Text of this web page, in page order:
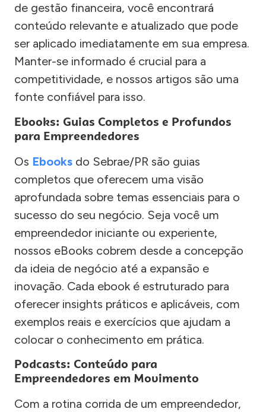
de gestão financeira, você encontrará
conteúdo relevante e atualizado que pode
ser aplicado imediatamente em sua empresa.
Manter-se informado é crucial para a
competitividade, e nossos artigos são uma
fonte confiável para isso.
Ebooks: Guias Completos e Profundos
para Empreendedores
Os Ebooks do Sebrae/PR são guias
completos que oferecem uma visão
aprofundada sobre temas essenciais para o
sucesso do seu negócio. Seja você um
empreendedor iniciante ou experiente,
nossos eBooks cobrem desde a concepção
da ideia de negócio até a expansão e
inovação. Cada ebook é estruturado para
oferecer insights práticos e aplicáveis, com
exemplos reais e exercícios que ajudam a
colocar o conhecimento em prática.
Podcasts: Conteúdo para
Empreendedores em Movimento
Com a rotina corrida de um empreendedor,